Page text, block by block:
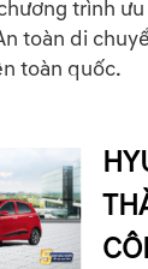
trình
toàn di
toàn quốc.